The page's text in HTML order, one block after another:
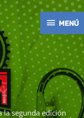
MENÚ
MENÚ
la segunda edición